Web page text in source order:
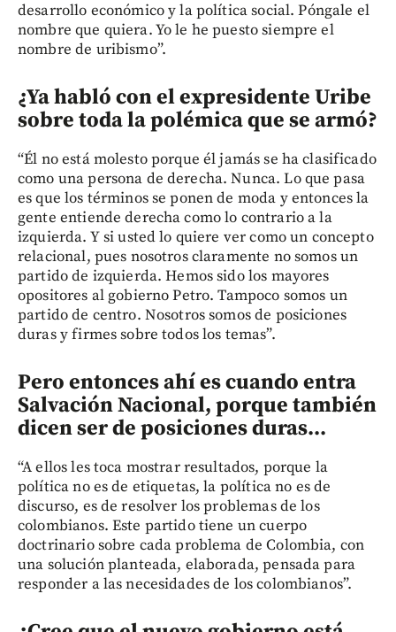
desarrollo económico y la política social. Póngale el
nombre que quiera. Yo le he puesto siempre el
nombre de uribismo”.
¿Ya habló con el expresidente Uribe
sobre toda la polémica que se armó?
“Él no está molesto porque él jamás se ha clasificado
como una persona de derecha. Nunca. Lo que pasa
es que los términos se ponen de moda y entonces la
gente entiende derecha como lo contrario a la
izquierda. Y si usted lo quiere ver como un concepto
relacional, pues nosotros claramente no somos un
partido de izquierda. Hemos sido los mayores
opositores al gobierno Petro. Tampoco somos un
partido de centro. Nosotros somos de posiciones
duras y firmes sobre todos los temas”.
Pero entonces ahí es cuando entra
Salvación Nacional, porque también
dicen ser de posiciones duras...
“A ellos les toca mostrar resultados, porque la
política no es de etiquetas, la política no es de
discurso, es de resolver los problemas de los
colombianos. Este partido tiene un cuerpo
doctrinario sobre cada problema de Colombia, con
una solución planteada, elaborada, pensada para
responder a las necesidades de los colombianos”.